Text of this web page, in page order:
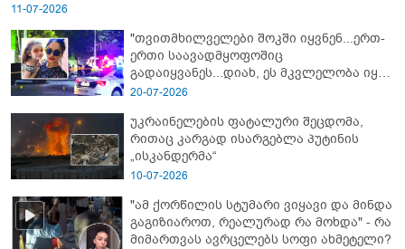
11-07-2026
"თვითმხილველები შოკში იყვნენ...ერთ-
ერთი საავადმყოფოშიც
გადაიყვანეს...დიახ, ეს მკვლელობა იყო"
- გორში დატრიალებული ტრაგედიის
20-07-2026
უკრაინელების ფატალური შეცდომა,
რითაც კარგად ისარგებლა პუტინის
„ისკანდერმა“
10-07-2026
"ამ ქორწილის სტუმარი ვიყავი და მინდა
გაგიზიაროთ, რეალურად რა მოხდა" - რა
მიმართვას ავრცელებს სოფი ახმეტელი?